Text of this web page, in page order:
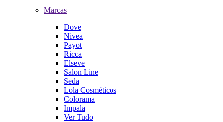
Marcas
Dove
Nivea
Payot
Ricca
Elseve
Salon Line
Seda
Lola Cosméticos
Colorama
Impala
Ver Tudo